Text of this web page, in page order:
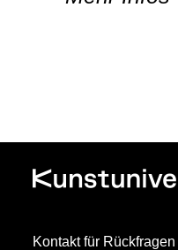
Kontakt für Rückfragen